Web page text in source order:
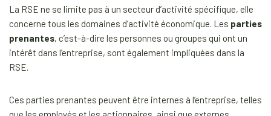
La RSE ne se limite pas à un secteur d’activité spécifique, elle
concerne tous les domaines d’activité économique. Les parties
prenantes, c’est-à-dire les personnes ou groupes qui ont un
intérêt dans l’entreprise, sont également impliquées dans la
RSE.
Ces parties prenantes peuvent être internes à l’entreprise, telles